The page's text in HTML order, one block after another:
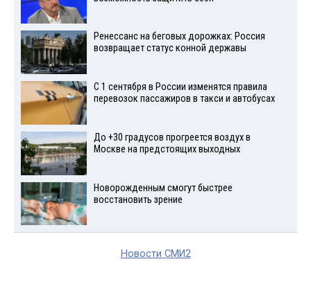
Ренессанс на беговых дорожках: Россия
возвращает статус конной державы
С 1 сентября в России изменятся правила
перевозок пассажиров в такси и автобусах
До +30 градусов прогреется воздух в
Москве на предстоящих выходных
Новорожденным смогут быстрее
восстановить зрение
Новости СМИ2